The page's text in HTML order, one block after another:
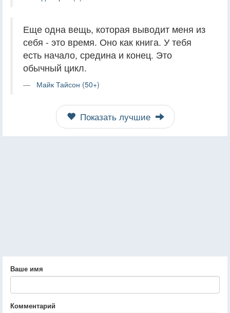
Еще одна вещь, которая выводит меня из
себя - это время. Оно как книга. У тебя
есть начало, средина и конец. Это
обычный цикл.
Майк Тайсон (50+)
Показать лучшие
Ваше имя
Комментарий